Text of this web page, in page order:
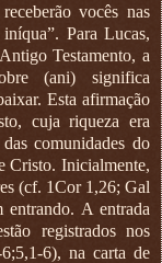
vocês nas
Para Lucas,
Testamento, a
(ani) significa
Esta afirmação
cuja riqueza era
comunidades do
Cristo. Inicialmente,
(cf. 1Cor 1,26; Gal
entrando. A entrada
registrados nos
6), na carta de